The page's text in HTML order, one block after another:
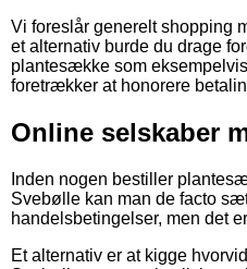
Vi foreslår generelt shopping
et alternativ burde du drage
plantesække som
foretrækker at honorere
Online selskaber
Inden nogen bestiller
Svebølle kan man de facto
handelsbetingelser, men det
Et alternativ er at kigge